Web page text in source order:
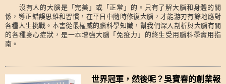
沒有人的大腦是「完美」或「正常」的。只有了解大腦和身體的關
係，導正錯誤思維和習慣，在平日中隨時修復大腦，才能游刃有餘地應對
各種人生挑戰。本書從最權威的腦科學知識，幫我們深入剖析與大腦有關
的各種身心症狀，是一本增強大腦「免疫力」的終生受用腦科學實用指
南。
世界冠軍，然後呢？吳寶春的創業報